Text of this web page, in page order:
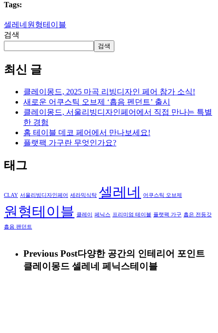
Tags:
셀레네 원형테이블
검색
검색
최신 글
클레이몽드, 2025 마곡 리빙디자인 페어 참가 소식!
새로운 어쿠스틱 오브제 ‘흡음 펜던트’ 출시
클레이몽드, 서울리빙디자인페어에서 직접 만나는 특별
한 경험
홈 테이블 데코 페어에서 만나보세요!
플랫팩 가구란 무엇인가요?
태그
CLAY 서울리빙디자인페어 세라믹식탁 셀레네 어쿠스틱 오브제
원형테이블 클레이 페닉스 프리미엄 테이블 플랫팩 가구 흡은 전등갓
흡음 팬던트
Previous Post다양한 공간의 인테리어 포인트
클레이몽드 셀레네 페닉스테이블